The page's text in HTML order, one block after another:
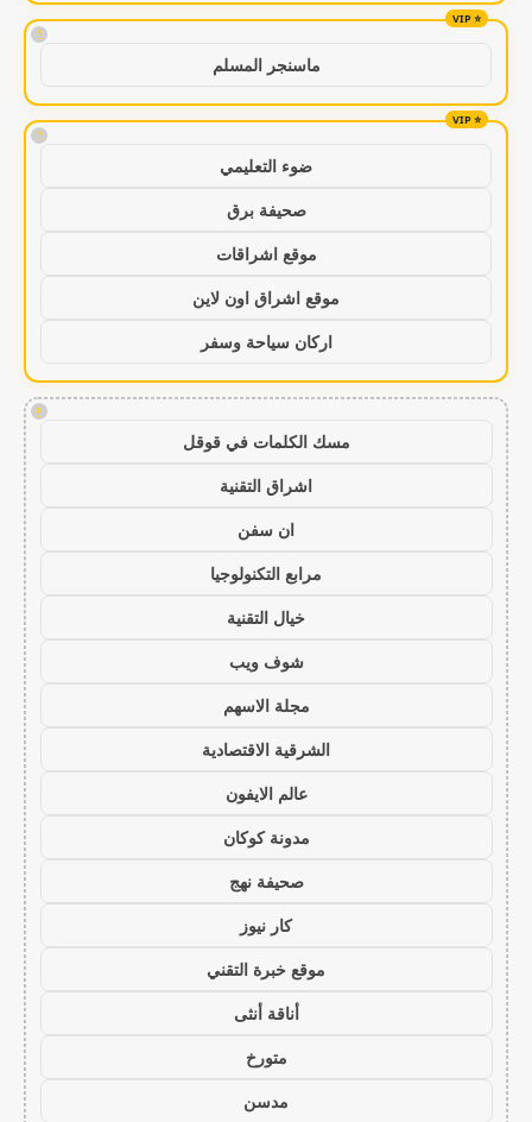
!
ماسنجر المسلم
!
ضوء التعليمي
صحيفة برق
موقع اشراقات
موقع اشراق اون لاين
اركان سياحة وسفر
!
مسك الكلمات في قوقل
اشراق التقنية
ان سفن
مرابع التكنولوجيا
خيال التقنية
شوف ويب
مجلة الاسهم
الشرقية الاقتصادية
عالم الايفون
مدونة كوكان
صحيفة نهج
كار نيوز
موقع خبرة التقني
أناقة أنثى
متورخ
مدسن